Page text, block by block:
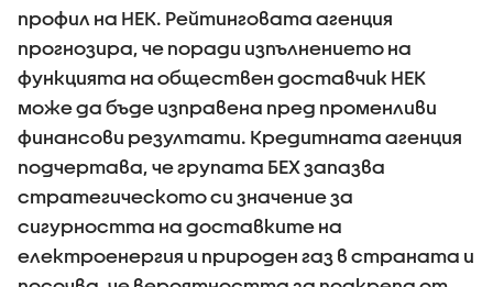
профил на НЕК. Рейтинговата агенция
прогнозира, че поради изпълнението на
функцията на обществен доставчик НЕК
може да бъде изправена пред променливи
финансови резултати. Кредитната агенция
подчертава, че групата БЕХ запазва
стратегическото си значение за
сигурността на доставките на
електроенергия и природен газ в страната и